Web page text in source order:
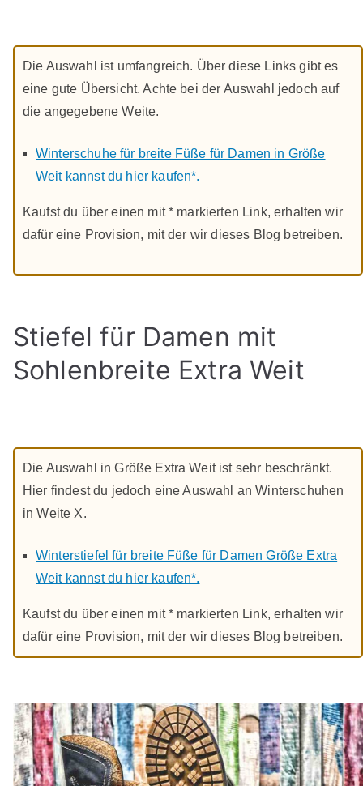
Die Auswahl ist umfangreich. Über diese Links gibt es
eine gute Übersicht. Achte bei der Auswahl jedoch auf
die angegebene Weite.
Winterschuhe für breite Füße für Damen in Größe
Weit kannst du hier kaufen*.
Kaufst du über einen mit * markierten Link, erhalten wir
dafür eine Provision, mit der wir dieses Blog betreiben.
Stiefel für Damen mit
Sohlenbreite Extra Weit
Die Auswahl in Größe Extra Weit ist sehr beschränkt.
Hier findest du jedoch eine Auswahl an Winterschuhen
in Weite X.
Winterstiefel für breite Füße für Damen Größe Extra
Weit kannst du hier kaufen*.
Kaufst du über einen mit * markierten Link, erhalten wir
dafür eine Provision, mit der wir dieses Blog betreiben.